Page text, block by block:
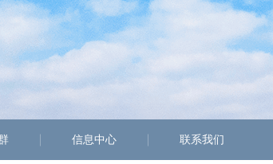
信息中心 联系我们